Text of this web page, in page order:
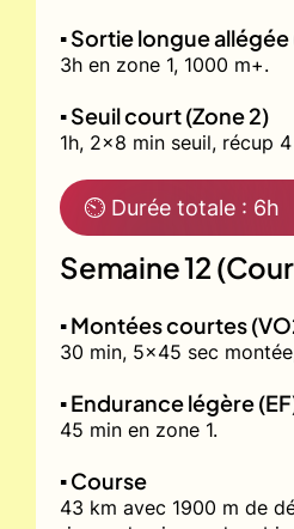
▪️ Sortie longue allégée
3h en zone 1, 1000 m+.
▪️ Seuil court (Zone 2)
1h, 2x8 min seuil, récup
⏲ Durée totale : 6h
Semaine 12
▪️ Montées courtes
30 min, 5x45 sec
▪️ Endurance légère
45 min en zone 1.
▪️ Course
43 km avec 1900 m de